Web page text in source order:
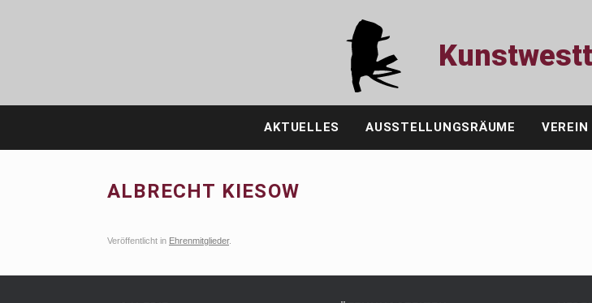
AKTUELLES AUSSTELLUNGSRÄUME VEREIN
ALBRECHT KIESOW
Veröffentlicht in Ehrenmitglieder.